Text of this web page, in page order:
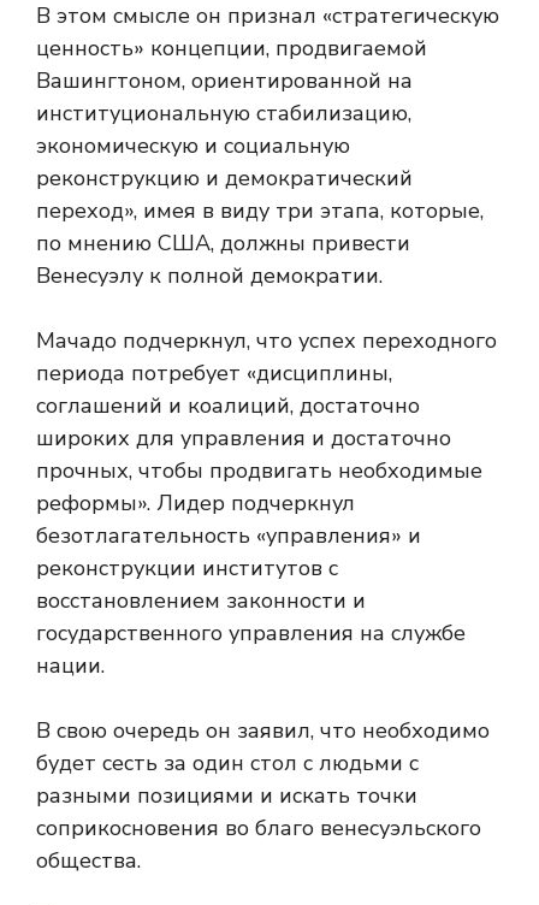
В этом смысле он признал «стратегическую
ценность» концепции, продвигаемой
Вашингтоном, ориентированной на
институциональную стабилизацию,
экономическую и социальную
реконструкцию и демократический
переход», имея в виду три этапа, которые,
по мнению США, должны привести
Венесуэлу к полной демократии.
Мачадо подчеркнул, что успех переходного
периода потребует «дисциплины,
соглашений и коалиций, достаточно
широких для управления и достаточно
прочных, чтобы продвигать необходимые
реформы». Лидер подчеркнул
безотлагательность «управления» и
реконструкции институтов с
восстановлением законности и
государственного управления на службе
нации.
В свою очередь он заявил, что необходимо
будет сесть за один стол с людьми с
разными позициями и искать точки
соприкосновения во благо венесуэльского
общества.